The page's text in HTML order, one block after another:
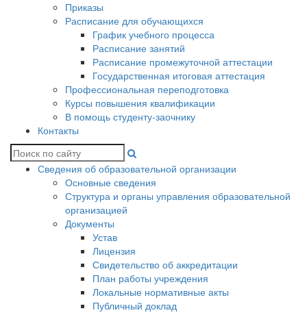
Приказы
Расписание для обучающихся
График учебного процесса
Расписание занятий
Расписание промежуточной аттестации
Государственная итоговая аттестация
Профессиональная переподготовка
Курсы повышения квалификации
В помощь студенту-заочнику
Контакты
Сведения об образовательной организации
Основные сведения
Структура и органы управления образовательной
организацией
Документы
Устав
Лицензия
Свидетельство об аккредитации
План работы учреждения
Локальные нормативные акты
Публичный доклад